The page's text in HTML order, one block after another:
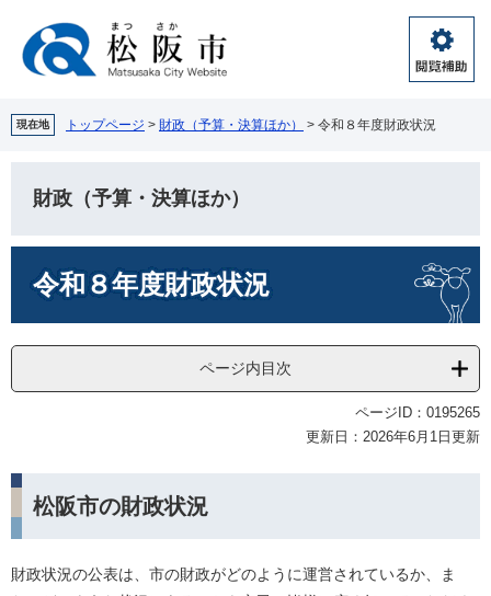
閲
覧
助
現在地 トップページ > 財政（予算・決算ほか） > 令和８年度財政状況
財政（予算・決算ほか）
令和８年度財政状況
ページ内目次
ページID：0195265
更新日：2026年6月1日更新
松阪市の財政状況
財政状況の公表は、市の財政がどのように運営されているか、ま